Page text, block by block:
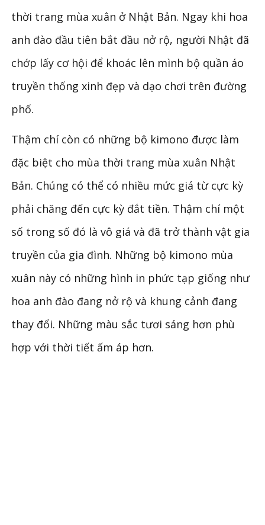
thời trang mùa xuân ở Nhật Bản. Ngay khi hoa
anh đào đầu tiên bắt đầu nở rộ, người Nhật đã
chớp lấy cơ hội để khoác lên mình bộ quần áo
truyền thống xinh đẹp và dạo chơi trên đường
phố.
Thậm chí còn có những bộ kimono được làm
đặc biệt cho mùa thời trang mùa xuân Nhật
Bản. Chúng có thể có nhiều mức giá từ cực kỳ
phải chăng đến cực kỳ đắt tiền. Thậm chí một
số trong số đó là vô giá và đã trở thành vật gia
truyền của gia đình. Những bộ kimono mùa
xuân này có những hình in phức tạp giống như
hoa anh đào đang nở rộ và khung cảnh đang
thay đổi. Những màu sắc tươi sáng hơn phù
hợp với thời tiết ấm áp hơn.